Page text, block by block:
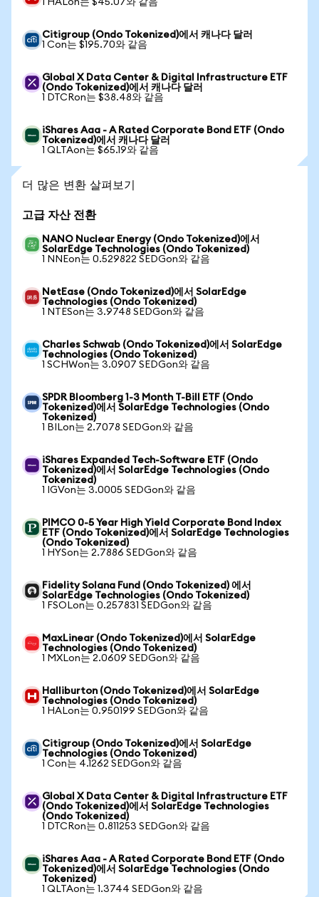
1 HALon는 $45.07와 같음
Citigroup (Ondo Tokenized)에서 캐나다 달러
1 Con는 $195.70와 같음
Global X Data Center & Digital Infrastructure ETF
(Ondo Tokenized)에서 캐나다 달러
1 DTCRon는 $38.48와 같음
iShares Aaa - A Rated Corporate Bond ETF (Ondo
Tokenized)에서 캐나다 달러
1 QLTAon는 $65.19와 같음
더 많은 변환 살펴보기
고급 자산 전환
NANO Nuclear Energy (Ondo Tokenized)에서
SolarEdge Technologies (Ondo Tokenized)
1 NNEon는 0.529822 SEDGon와 같음
NetEase (Ondo Tokenized)에서 SolarEdge
Technologies (Ondo Tokenized)
1 NTESon는 3.9748 SEDGon와 같음
Charles Schwab (Ondo Tokenized)에서 SolarEdge
Technologies (Ondo Tokenized)
1 SCHWon는 3.0907 SEDGon와 같음
SPDR Bloomberg 1-3 Month T-Bill ETF (Ondo
Tokenized)에서 SolarEdge Technologies (Ondo
Tokenized)
1 BILon는 2.7078 SEDGon와 같음
iShares Expanded Tech-Software ETF (Ondo
Tokenized)에서 SolarEdge Technologies (Ondo
Tokenized)
1 IGVon는 3.0005 SEDGon와 같음
PIMCO 0-5 Year High Yield Corporate Bond Index
ETF (Ondo Tokenized)에서 SolarEdge Technologies
(Ondo Tokenized)
1 HYSon는 2.7886 SEDGon와 같음
Fidelity Solana Fund (Ondo Tokenized) 에서
SolarEdge Technologies (Ondo Tokenized)
1 FSOLon는 0.257831 SEDGon와 같음
MaxLinear (Ondo Tokenized)에서 SolarEdge
Technologies (Ondo Tokenized)
1 MXLon는 2.0609 SEDGon와 같음
Halliburton (Ondo Tokenized)에서 SolarEdge
Technologies (Ondo Tokenized)
1 HALon는 0.950199 SEDGon와 같음
Citigroup (Ondo Tokenized)에서 SolarEdge
Technologies (Ondo Tokenized)
1 Con는 4.1262 SEDGon와 같음
Global X Data Center & Digital Infrastructure ETF
(Ondo Tokenized)에서 SolarEdge Technologies
(Ondo Tokenized)
1 DTCRon는 0.811253 SEDGon와 같음
iShares Aaa - A Rated Corporate Bond ETF (Ondo
Tokenized)에서 SolarEdge Technologies (Ondo
Tokenized)
1 QLTAon는 1.3744 SEDGon와 같음